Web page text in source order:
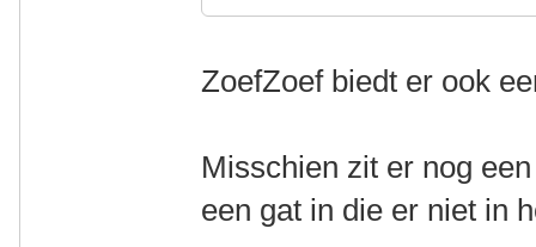
ZoefZoef biedt er ook
Misschien zit er nog
een gat in die er niet in